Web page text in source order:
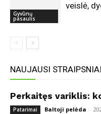
Gyvūnų
pasaulis
veislė,
NAUJAUSI STRAIPSNIAI
Perkaitęs variklis:
Patarimai Baltoji pelėda -